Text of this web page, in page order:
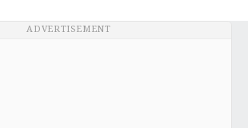
ADVERTISEMENT